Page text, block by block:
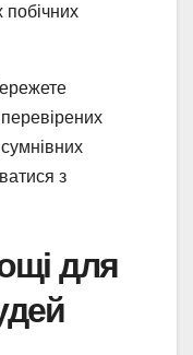
побічних
з
для